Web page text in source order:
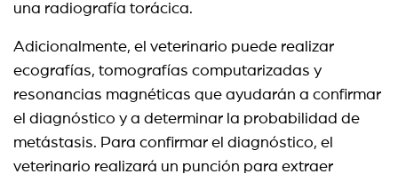
una radiografía torácica.
Adicionalmente, el veterinario puede realizar
ecografías, tomografías computarizadas y
resonancias magnéticas que ayudarán a confirmar
el diagnóstico y a determinar la probabilidad de
metástasis. Para confirmar el diagnóstico, el
veterinario realizará un punción para extraer